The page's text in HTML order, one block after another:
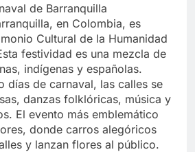
de Barranquilla
en Colombia, es
Cultural de la Humanidad
festividad es una mezcla de
indígenas y españolas.
días de carnaval, las calles se
danzas folklóricas, música y
El evento más emblemático
donde carros alegóricos
y lanzan flores al público.